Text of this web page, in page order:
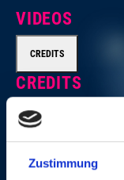
Zustimmung
VIDEOS
CREDITS
CREDITS
Executive